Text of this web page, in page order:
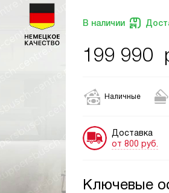
В наличии
199 990
Наличные
Доставка
от 800 руб.
Ключевые